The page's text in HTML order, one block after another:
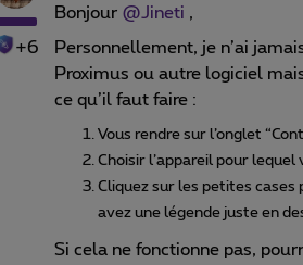
+6
Bonjour @Jineti ,
Personnellement, je n’ai
Proximus ou autre logiciel
ce qu’il faut faire :
Vous rendre sur l’onglet
Choisir l’appareil pour
Cliquez sur les petites cases
avez une légende juste en
Si cela ne fonctionne pas,